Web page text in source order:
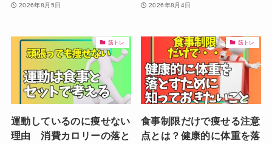
2026年8月5日 2026年8月4日
筋トレ
運動しているのに痩せない
理由 消費カロリーの落と
筋トレ
食事制限だけで痩せる注意
点とは？健康的に体重を落